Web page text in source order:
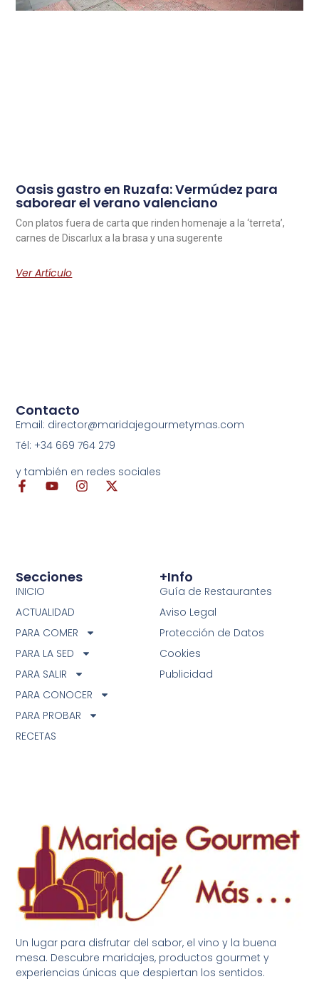
Oasis gastro en Ruzafa: Vermúdez para
saborear el verano valenciano
Con platos fuera de carta que rinden homenaje a la ‘terreta’,
carnes de Discarlux a la brasa y una sugerente
Ver Artículo
Un lugar para disfrutar del sabor, el vino y la buena
mesa. Descubre maridajes, productos gourmet y
experiencias únicas que despiertan los sentidos.
+info
Guía de Restaurantes
Aviso Legal
Protección de Datos
Cookies
Publicidad
Secciones
INICIO
ACTUALIDAD
PARA COMER
PARA LA SED
PARA SALIR
PARA CONOCER
PARA PROBAR
RECETAS
Contacto
Email: director@maridajegourmetymas.com
Tél: +34 669 764 279
y también en redes sociales